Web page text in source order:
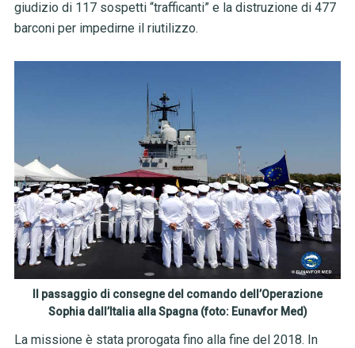
giudizio di 117 sospetti “trafficanti” e la distruzione di 477
barconi per impedirne il riutilizzo.
Il passaggio di consegne del comando dell’Operazione
Sophia dall’Italia alla Spagna (foto: Eunavfor Med)
La missione è stata prorogata fino alla fine del 2018. In